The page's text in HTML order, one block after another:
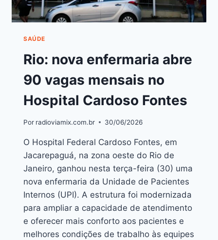
SAÚDE
Rio: nova enfermaria abre
90 vagas mensais no
Hospital Cardoso Fontes
Por radioviamix.com.br 30/06/2026
O Hospital Federal Cardoso Fontes, em
Jacarepaguá, na zona oeste do Rio de
Janeiro, ganhou nesta terça-feira (30) uma
nova enfermaria da Unidade de Pacientes
Internos (UPI). A estrutura foi modernizada
para ampliar a capacidade de atendimento
e oferecer mais conforto aos pacientes e
melhores condições de trabalho às equipes